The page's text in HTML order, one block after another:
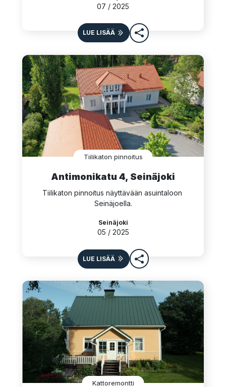
07 / 2025
LUE LISÄÄ
Tiilikaton pinnoitus
Antimonikatu 4, Seinäjoki
Tiilikaton pinnoitus näyttävään asuintaloon
Seinäjoella.
Seinäjoki
05 / 2025
LUE LISÄÄ
Kattoremontti